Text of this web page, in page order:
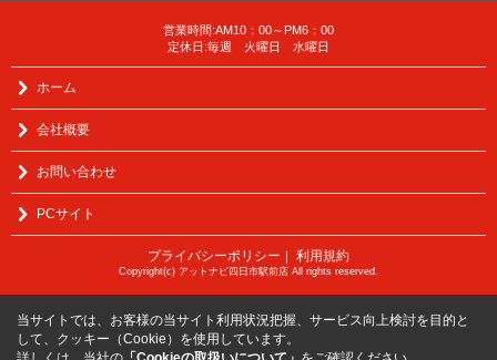
営業時間:AM10：00～PM6：00
定休日:毎週 火曜日 水曜日
ホーム
会社概要
お問い合わせ
PCサイト
プライバシーポリシー ｜ 利用規約
Copyright(c) アットナビ四日市駅前店 All rights reserved.
当サイトでは、お客様の当サイト利用状況把握、サービス向上検討を目的と
して、クッキー（Cookie）を使用しています。